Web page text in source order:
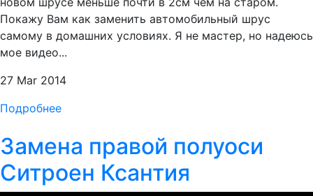
Покажу Вам как заменить автомобильный шрус
самому в домашних условиях. Я не мастер, но надеюсь
мое видео...
27 Mar 2014
Подробнее
Замена правой полуоси
Ситроен Ксантия